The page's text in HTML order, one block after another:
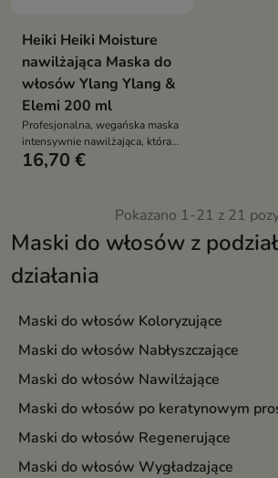
Maski do włosów z
działania
Maski do włosów Koloryzujące
Maski do włosów Nabłyszczające
Maski do włosów Nawilżające
Maski do włosów po keratynowym
Maski do włosów Regenerujące
Maski do włosów Wygładzające
Heiki Heiki Moisture
nawilżająca Maska do
włosów Ylang Ylang &
Elemi 200 ml
Profesjonalna, wegańska maska
intensywnie nawilżająca, która
wygładza włosy, wzmacnia ich
zniszczonych i pozbawionych
16,70 €
Pokazano 1-21 z 21